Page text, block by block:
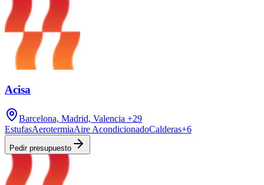
Acisa
Barcelona, Madrid, Valencia +29
EstufasAerotermiaAire AcondicionadoCalderas+6
Pedir presupuesto